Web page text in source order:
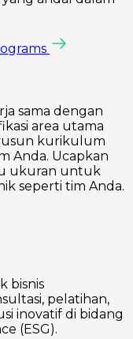
sama dengan
area utama
kurikulum
Anda. Ucapkan
ukuran untuk
seperti tim Anda.
bisnis
pelatihan,
inovatif di bidang
(ESG).